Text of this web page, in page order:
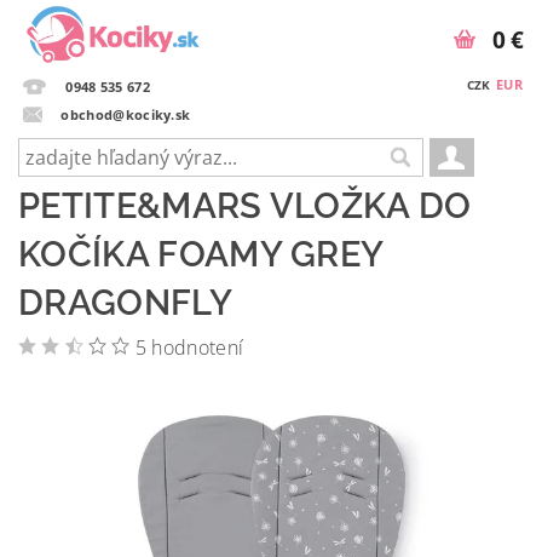
0948 535 672
obchod@kociky.sk
CZK EUR
0 €
PETITE&MARS VLOŽKA DO
KOČÍKA FOAMY GREY
DRAGONFLY
5 hodnotení